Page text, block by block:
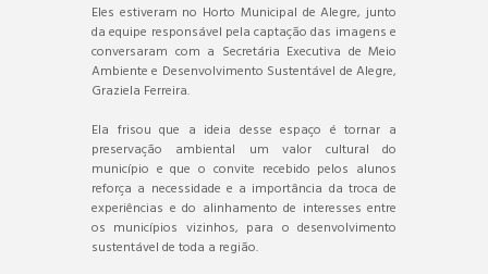
Eles estiveram no Horto Municipal de Alegre, junto
da equipe responsável pela captação das imagens e
conversaram com a Secretária Executiva de Meio
Ambiente e Desenvolvimento Sustentável de Alegre,
Graziela Ferreira.
Ela frisou que a ideia desse espaço é tornar a
preservação ambiental um valor cultural do
município e que o convite recebido pelos alunos
reforça a necessidade e a importância da troca de
experiências e do alinhamento de interesses entre
os municípios vizinhos, para o desenvolvimento
sustentável de toda a região.